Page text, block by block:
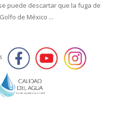
puede descartar que la fuga de
de México ...